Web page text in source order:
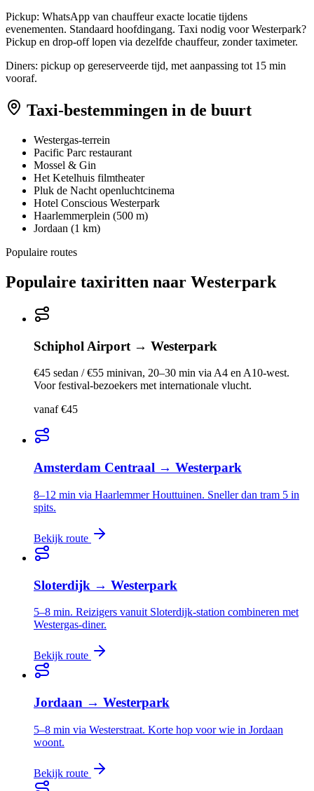
Pickup: WhatsApp van chauffeur exacte locatie tijdens
evenementen. Standaard hoofdingang. Taxi nodig voor Westerpark?
Pickup en drop-off lopen via dezelfde chauffeur, zonder taximeter.
Diners: pickup op gereserveerde tijd, met aanpassing tot 15 min
vooraf.
Taxi-bestemmingen in de buurt
Westergas-terrein
Pacific Parc restaurant
Mossel & Gin
Het Ketelhuis filmtheater
Pluk de Nacht openluchtcinema
Hotel Conscious Westerpark
Haarlemmerplein (500 m)
Jordaan (1 km)
Populaire routes
Populaire taxiritten naar Westerpark
Schiphol Airport → Westerpark
€45 sedan / €55 minivan, 20–30 min via A4 en A10-west.
Voor festival-bezoekers met internationale vlucht.
vanaf €45
Amsterdam Centraal → Westerpark
8–12 min via Haarlemmer Houttuinen. Sneller dan tram 5 in
spits.
Bekijk route
Sloterdijk → Westerpark
5–8 min. Reizigers vanuit Sloterdijk-station combineren met
Westergas-diner.
Bekijk route
Jordaan → Westerpark
5–8 min via Westerstraat. Korte hop voor wie in Jordaan
woont.
Bekijk route